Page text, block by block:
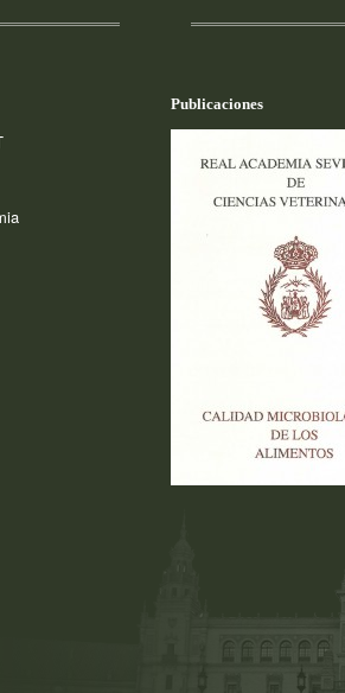
Publicaciones